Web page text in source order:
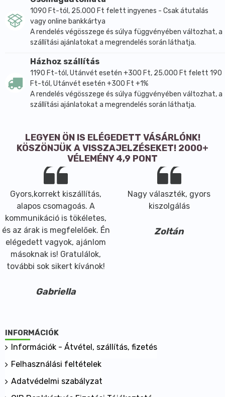
1090 Ft-tól, 25.000 Ft felett ingyenes - Csak átutalás
vagy online bankkártya
A rendelés végösszege és súlya függvényében változhat, a
szállítási ajánlatokat a megrendelés során láthatja.
Házhoz szállítás
1190 Ft-tól, Utánvét esetén +300 Ft, 25.000 Ft felett 190
Ft-tól, Utánvét esetén +300 Ft +1%
A rendelés végösszege és súlya függvényében változhat, a
szállítási ajánlatokat a megrendelés során láthatja.
LEGYEN ÖN IS ELÉGEDETT VÁSÁRLÓNK!
KÖSZÖNJÜK A VISSZAJELZÉSEKET! 2000+
VÉLEMÉNY 4,9 PONT
Gyors,korrekt kiszállítás,
alapos csomagoás. A
kommunikáció is tökéletes,
és az árak is megfelelőek. Én
elégedett vagyok, ajánlom
másoknak is! Gratulálok,
további sok sikert kívánok!
Gabriella
Nagy választék, gyors
kiszolgálás
Zoltán
INFORMÁCIÓK
Információk - Átvétel, szállítás, fizetés
Felhasználási feltételek
Adatvédelmi szabályzat